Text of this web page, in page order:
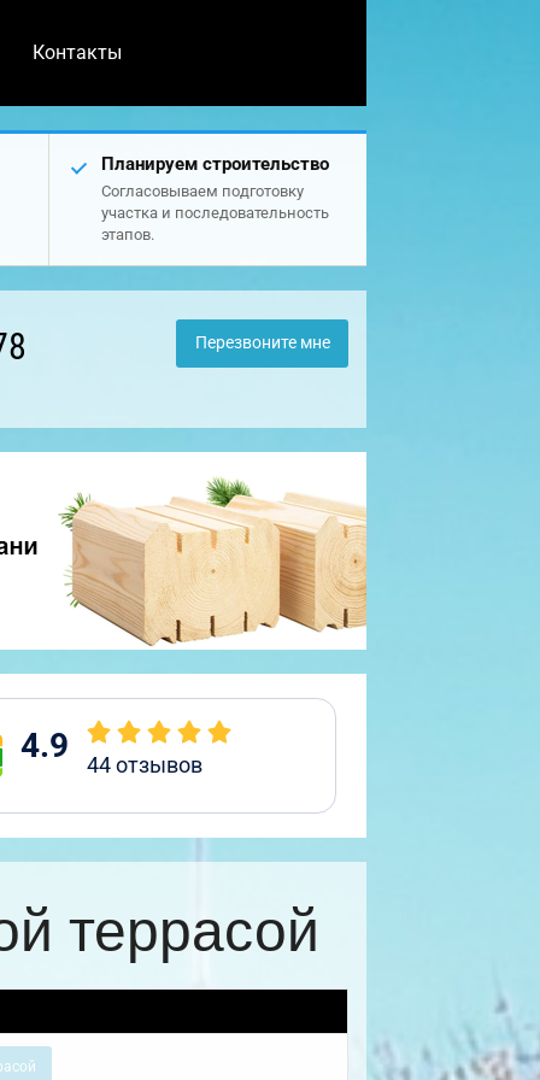
Контакты
Планируем строительство
Согласовываем подготовку
участка и последовательность
этапов.
Перезвоните мне
4.9 44отзывов
террасой